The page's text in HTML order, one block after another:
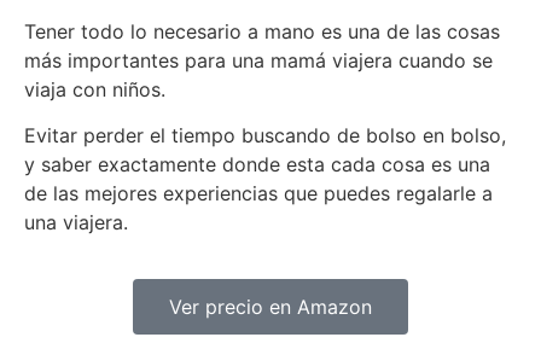
Tener todo lo necesario a mano es una de las cosas
más importantes para una mamá viajera cuando se
viaja con niños.
Evitar perder el tiempo buscando de bolso en bolso,
y saber exactamente donde esta cada cosa es una
de las mejores experiencias que puedes regalarle a
una viajera.
Ver precio en Amazon